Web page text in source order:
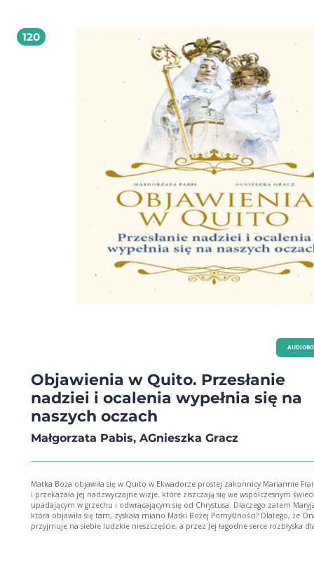
łaski z nieskończonego miłosierdzia Mojego. Pragnę, aby poznał świat cały
miłosierdzie Moje. Niepojętych łask pragnę udzielać duszom, które ufają
miłosierdziu (Dz. 687). Odmawiajcie codziennie różaniec, aby uzyskać pokój
świata i koniec wojny! (słowa Matki Bożej podczas pierwszego objawienia, 13
120
Objawienia w Quito. Przesłanie
nadziei i ocalenia wypełnia się na
naszych oczach
Małgorzata Pabis, AGnieszka Gracz
Matka Boża objawiła się w Quito w Ekwadorze prostej zakonnicy Mariannie
i przekazała jej nadzwyczajne wizje, które ziszczają się we współczesnym
upadającym w grzechu i odwracającym się od Chrystusa. Dlaczego zatem
która objawiła się tam, zyskała miano Matki Bożej Pomyślności? Dlatego, że
przyjmuje na siebie ludzkie nieszczęście, a przez Jej łagodne serce rozbłyska